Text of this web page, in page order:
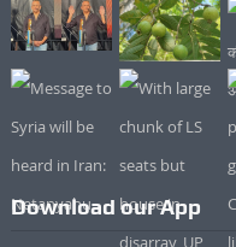
Download our App